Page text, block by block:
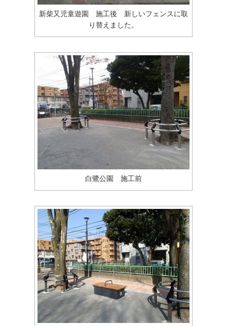
新柴又児童遊園 施工後 新しいフェンスに取
り替えました。
白鷺公園 施工前